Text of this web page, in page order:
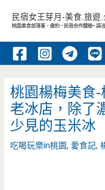
內
民宿女王芽月-美食.旅遊
桃園美食部落客，邀約 -民宿合作體驗~ 請洽
桃園楊梅美食
老冰店，除了
少見的玉米冰
吃喝玩樂in桃園, 愛食記,